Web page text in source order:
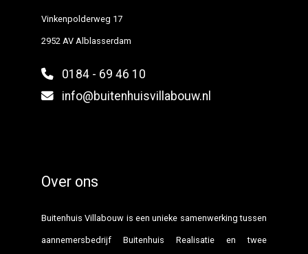
Vinkenpolderweg 17
2952 AV Alblasserdam
0184 - 69 46 10
info@buitenhuisvillabouw.nl
Over ons
Buitenhuis Villabouw is een unieke samenwerking tussen
aannemersbedrijf Buitenhuis Realisatie en twee